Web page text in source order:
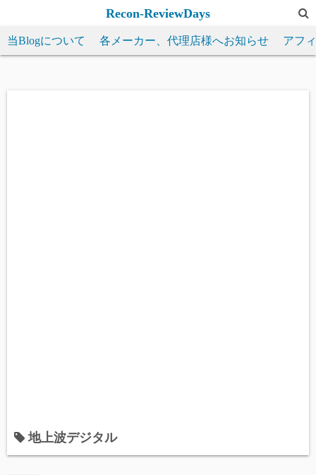
テ
Recon-ReviewDays
当Blogについて 各メーカー、代理店様へお知らせ アフ
地上波デジタル